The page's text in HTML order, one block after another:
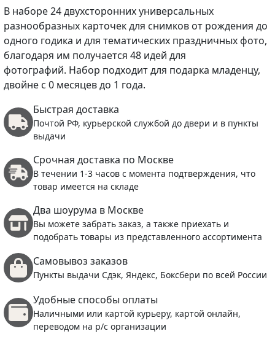
В наборе 24 двухсторонних универсальных
разнообразных карточек для снимков от рождения до
одного годика и для тематических праздничных фото,
благодаря им получается 48 идей для
фотографий. Набор подходит для подарка младенцу,
двойне с 0 месяцев до 1 года.
Быстрая доставка
Почтой РФ, курьерской службой до двери и в пункты
выдачи
Срочная доставка по Москве
В течении 1-3 часов с момента подтверждения, что
товар имеется на складе
Два шоурума в Москве
Вы можете забрать заказ, а также приехать и
подобрать товары из представленного ассортимента
Самовывоз заказов
Пункты выдачи Сдэк, Яндекс, Боксбери по всей России
Удобные способы оплаты
Наличными или картой курьеру, картой онлайн,
переводом на р/с организации